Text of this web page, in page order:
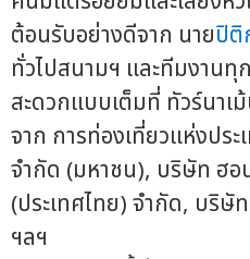
ต้อนรับอย่างดีจาก นายปิติ
ทั่วไปสนามฯ และทีมงาน
สะดวกแบบเต็มที่ ทัวร์นา
จาก การท่องเที่ยวแห่งปร
จำกัด (มหาชน), บริษัท ฮอ
(ประเทศไทย) จำกัด, บริษั
ฯลฯ